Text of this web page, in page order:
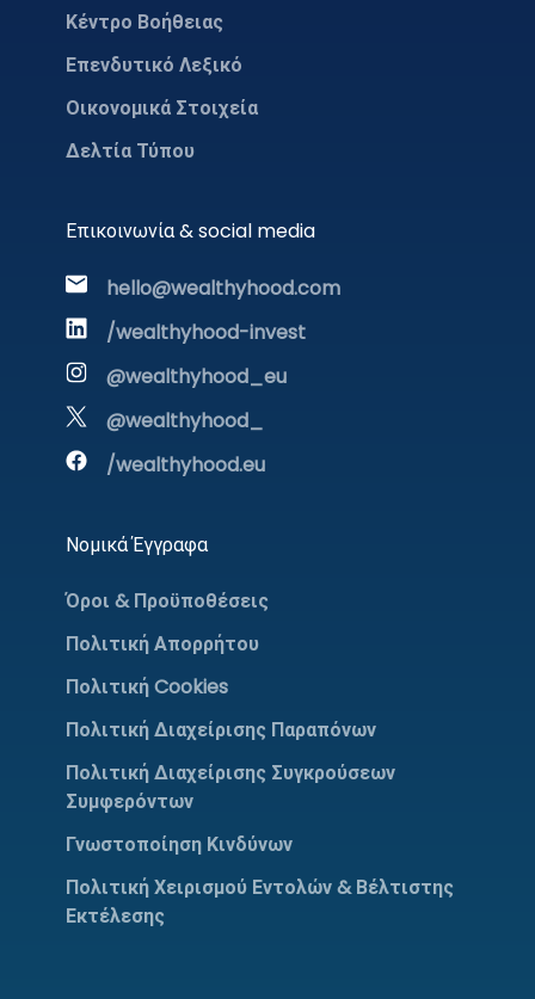
Κέντρο Βοήθειας
Επενδυτικό Λεξικό
Οικονομικά Στοιχεία
Δελτία Τύπου
Επικοινωνία & social media
hello@wealthyhood.com
/wealthyhood-invest
@wealthyhood_eu
@wealthyhood_
/wealthyhood.eu
Νομικά Έγγραφα
Όροι & Προϋποθέσεις
Πολιτική Απορρήτου
Πολιτική Cookies
Πολιτική Διαχείρισης Παραπόνων
Πολιτική Διαχείρισης Συγκρούσεων
Συμφερόντων
Γνωστοποίηση Κινδύνων
Πολιτική Χειρισμού Εντολών & Βέλτιστης
Εκτέλεσης